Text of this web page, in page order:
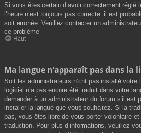
Si vous êtes certain d’avoir correctement réglé
l’heure n’est toujours pas correcte, il est
soit erronée. Veuillez contacter un
ce problème.
Haut
Ma langue n’apparaît pas dans la
Soit les administrateurs n’ont pas installé votre
logiciel n’a pas encore été traduit dans votre
demander à un administrateur du forum s’il est
installer la langue que vous souhaitez. Si la
pas, vous êtes libre de vous porter volontaire
traduction. Pour plus d’informations, veuillez